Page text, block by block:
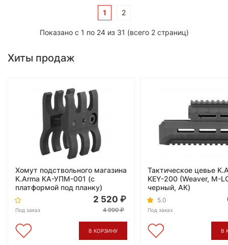
1 2
Показано с 1 по 24 из 31 (всего 2 страниц)
Хиты продаж
Хомут подствольного магазина
K.Arma КА-УПМ-001 (с
платформой под планку)
Под заказ
2 520
4 990
В КОРЗИНУ
Тактическое цевье
KEY-200 (Weaver, M-
черный, АК)
5.0
Под заказ
В